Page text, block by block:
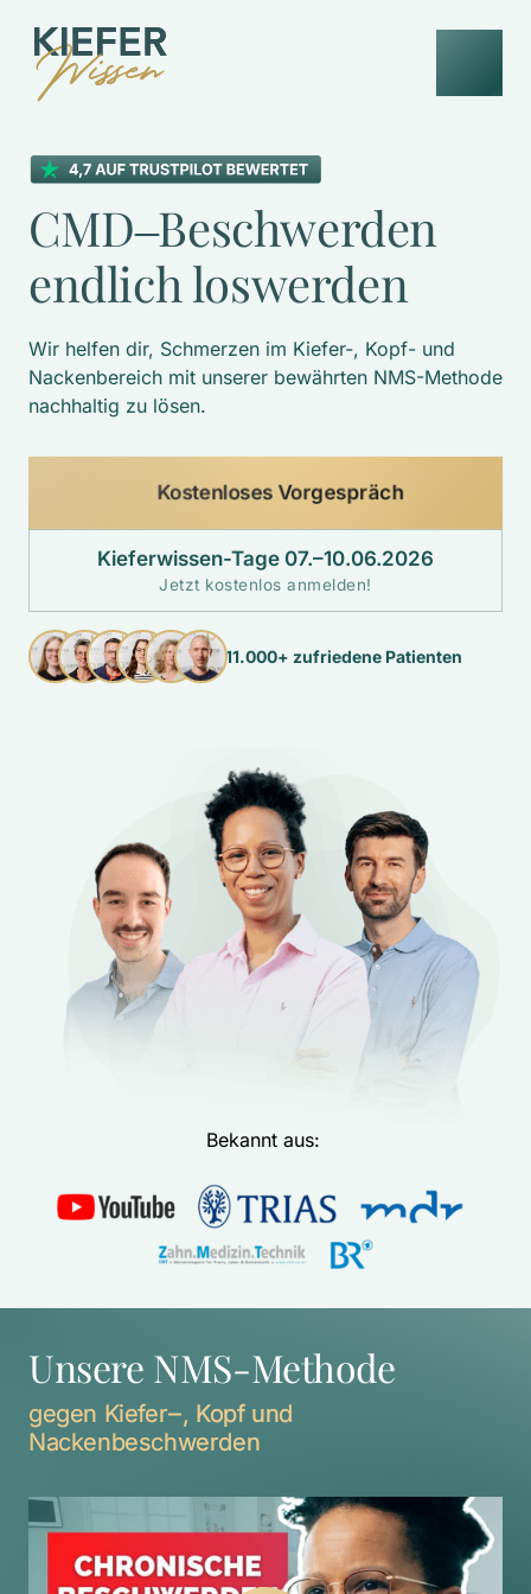
CMD‒
endlich loswerden
Wir helfen dir, Schmerzen im Kiefer-, Kopf- und
Nackenbereich mit unserer bewährten NMS-Methode
nachhaltig zu lösen.
Kostenloses Vorgespräch
Kieferwissen-Tage 07.–10.06.2026
Jetzt kostenlos anmelden!
11.000+ zufriedene Patienten
Bekannt aus:
Unsere NMS-Methode
gegen Kiefer‒, Kopf
Nackenbeschwerden